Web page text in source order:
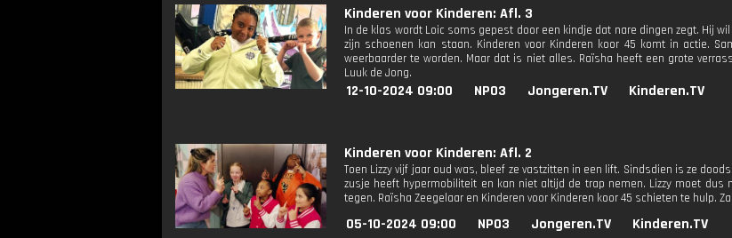
Kinderen voor Kinderen: Afl. 3
In de klas wordt Loic soms gepest door een kindje dat nare dingen zegt. Hij
zijn schoenen kan staan. Kinderen voor Kinderen koor 45 komt in actie.
weerbaarder te worden. Maar dat is niet alles. Raïsha heeft een grote
Luuk de Jong.
12-10-2024 09:00 NPO3 Jongeren.TV Kinderen.TV
Kinderen voor Kinderen: Afl. 2
Toen Lizzy vijf jaar oud was, bleef ze vastzitten in een lift. Sindsdien is ze
zusje heeft hypermobiliteit en kan niet altijd de trap nemen. Lizzy moet
tegen. Raïsha Zeegelaar en Kinderen voor Kinderen koor 45 schieten te hulp.
05-10-2024 09:00 NPO3 Jongeren.TV Kinderen.TV